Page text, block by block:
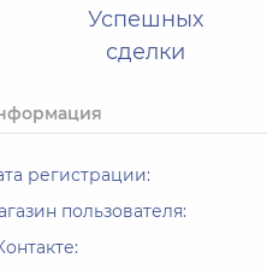
Успешных
сделки
регистрации:
пользователя: